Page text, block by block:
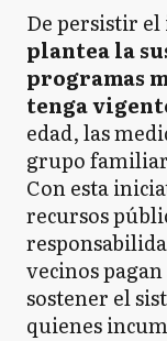
De persistir
plantea la
programas
tenga
edad, las
grupo
Con esta
recursos
vecinos
sostener el
quienes